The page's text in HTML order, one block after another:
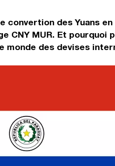
des Yuans
CNY MUR. Et
monde des devises